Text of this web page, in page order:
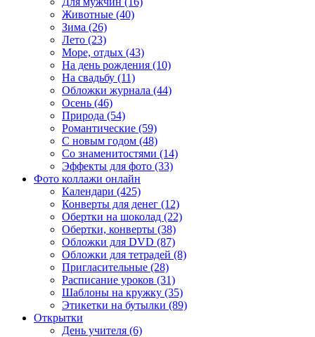
Животные (40)
Зима (26)
Лето (23)
Море, отдых (43)
На день рождения (10)
На свадьбу (11)
Обложки журнала (44)
Осень (46)
Природа (54)
Романтические (59)
С новым годом (48)
Со знаменитостями (14)
Эффекты для фото (33)
Фото коллажи онлайн
Календари (425)
Конверты для денег (12)
Обертки на шоколад (22)
Обертки, конверты (38)
Обложки для DVD (87)
Обложки для тетрадей (8)
Пригласительные (28)
Расписание уроков (31)
Шаблоны на кружку (35)
Этикетки на бутылки (89)
Открытки
День учителя (6)